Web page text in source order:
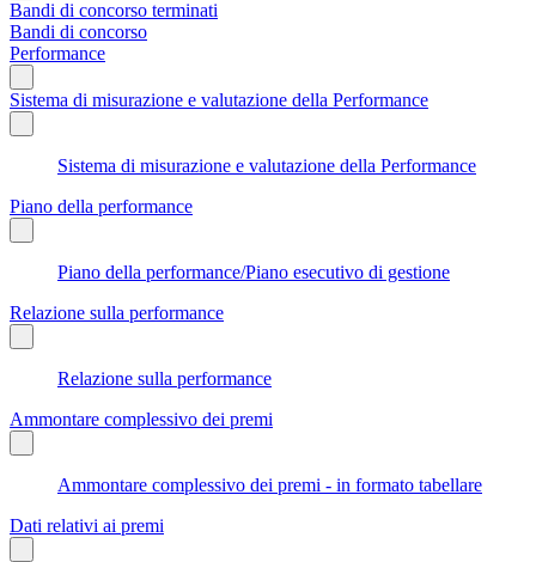
Bandi di concorso terminati
Bandi di concorso
Performance
Sistema di misurazione e valutazione della Performance
Sistema di misurazione e valutazione della Performance
Piano della performance
Piano della performance/Piano esecutivo di gestione
Relazione sulla performance
Relazione sulla performance
Ammontare complessivo dei premi
Ammontare complessivo dei premi - in formato tabellare
Dati relativi ai premi